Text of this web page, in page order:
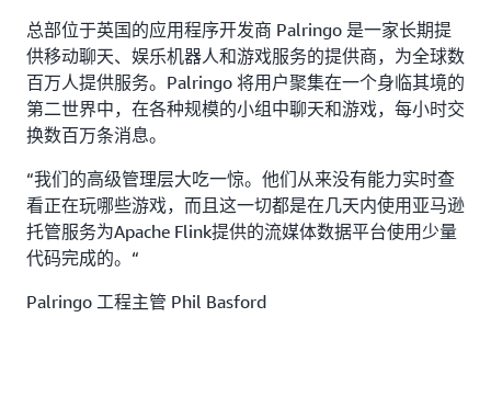
总部位于英国的应用程序开发商 Palringo 是一家长期提
供移动聊天、娱乐机器人和游戏服务的提供商，为全球数
百万人提供服务。Palringo 将用户聚集在一个身临其境的
第二世界中，在各种规模的小组中聊天和游戏，每小时交
换数百万条消息。
“我们的高级管理层大吃一惊。他们从来没有能力实时查
看正在玩哪些游戏，而且这一切都是在几天内使用亚马逊
托管服务为Apache Flink提供的流媒体数据平台使用少量
代码完成的。“
Palringo 工程主管 Phil Basford